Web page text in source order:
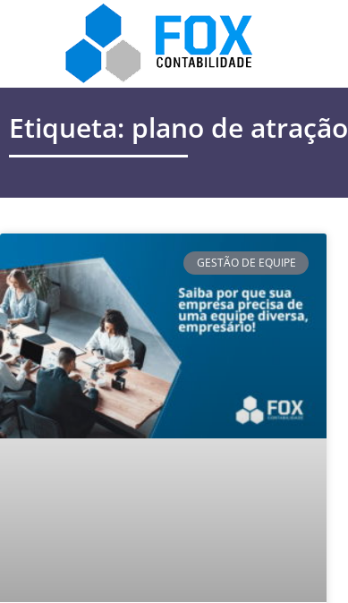
Etiqueta: plano de atração
GESTÃO DE EQUIPE